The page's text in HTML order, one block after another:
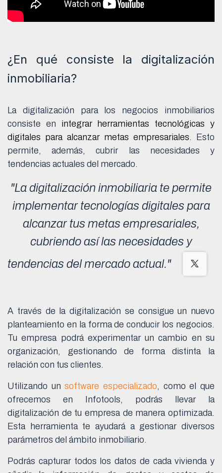
¿En qué consiste la digitalización
inmobiliaria?
La digitalización para los negocios inmobiliarios
consiste en integrar herramientas tecnológicas y
digitales para alcanzar metas empresariales. Esto
permite, además, cubrir las necesidades y
tendencias actuales del mercado.
"La digitalización inmobiliaria te permite
implementar tecnologías digitales para
alcanzar tus metas empresariales,
cubriendo así las necesidades y
tendencias del mercado actual."
A través de la digitalización se consigue un nuevo
planteamiento en la forma de conducir los negocios.
Tu empresa podrá experimentar un cambio en su
organización, gestionando de forma distinta la
relación con tus clientes.
Utilizando unsoftware especializado, como el que
ofrecemos en Infotools, podrás llevar la
digitalización de tu empresa de manera optimizada.
Esta herramienta te ayudará a gestionar diversos
parámetros del ámbito inmobiliario.
Podrás capturar todos los datos de cada vivienda y